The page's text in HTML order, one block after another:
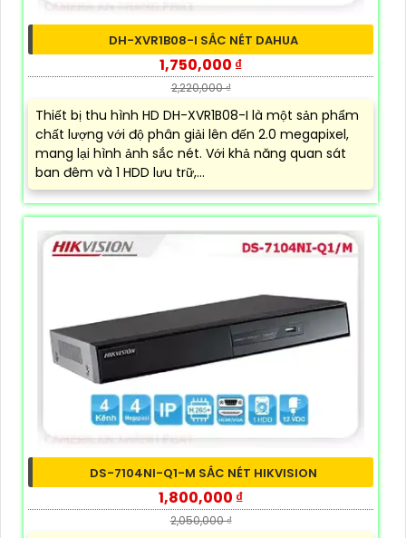
DH-XVR1B08-I SẮC NÉT DAHUA
1,750,000 ₫
2,220,000 ₫
Thiết bị thu hình HD DH-XVR1B08-I là một sản phẩm
chất lượng với độ phân giải lên đến 2.0 megapixel,
mang lại hình ảnh sắc nét. Với khả năng quan sát
ban đêm và 1 HDD lưu trữ,...
DS-7104NI-Q1-M SẮC NÉT HIKVISION
1,800,000 ₫
2,050,000 ₫